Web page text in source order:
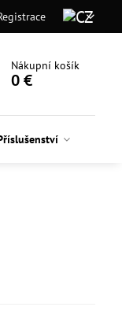
Nákupní košík
0 €